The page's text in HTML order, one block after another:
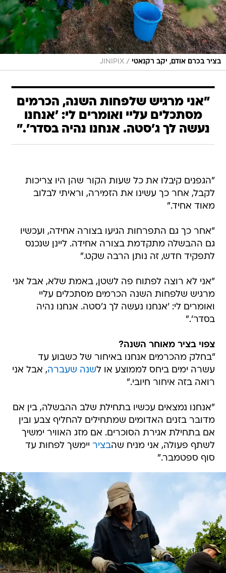
בציר בכרם אודם, יקב רקנאטי /
JINIPIX
"אני מרגיש שלפחות השנה, הכרמים
מסתכלים עליי ואומרים לי: 'אנחנו
נעשה לך ג'סטה. אנחנו נהיה בסדר'."
"הגפנים קיבלו את כל שעות הקור שהן היו צריכות
לקבל, אחר כך עשינו את הזמירה, וראיתי לבלוב
מאוד אחיד."
"אחר כך גם התפרחות הגיעו בצורה אחידה, ועכשיו
גם ההבשלה מתקדמת בצורה אחידה. ליינן שנכנס
לתפקיד חדש, זה נותן הרבה שקט."
"אני לא רוצה לפתוח פה לשטן, באמת שלא, אבל אני
מרגיש שלפחות השנה הכרמים מסתכלים עליי
ואומרים לי: 'אנחנו נעשה לך ג'סטה. אנחנו נהיה
בסדר'."
צפוי בציר מאוחר השנה?
"בחלק מהכרמים אנחנו באיחור של כשבוע עד
עשרה ימים ביחס לממוצע או לשנה שעברה, אבל אני
רואה בזה איחור חיובי."
"אנחנו נמצאים עכשיו בתחילת שלב ההבשלה, בין אם
מדובר בזנים האדומים שמתחילים להחליף צבע ובין
אם בתחילת אגירת הסוכרים. אם מזג האוויר ימשיך
לשתף פעולה, אני מניח שהבציר יימשך לפחות עד
סוף ספטמבר."